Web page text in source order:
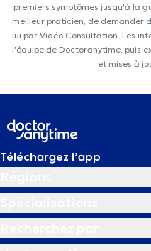
premiers symptômes jusqu'à la
meilleur praticien, de demander
lui par Vidéo Consultation. Les
l'équipe de Doctoranytime, puis
et mises à
Téléchargez l’app